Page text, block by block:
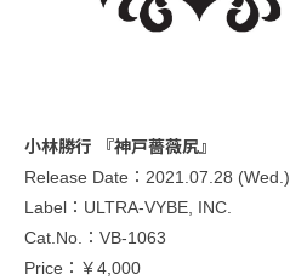
小林勝行 『神戸薔薇尻』
Release Date：2021.07.28 (Wed.)
Label：ULTRA-VYBE, INC.
Cat.No.：VB-1063
Price：￥4,000